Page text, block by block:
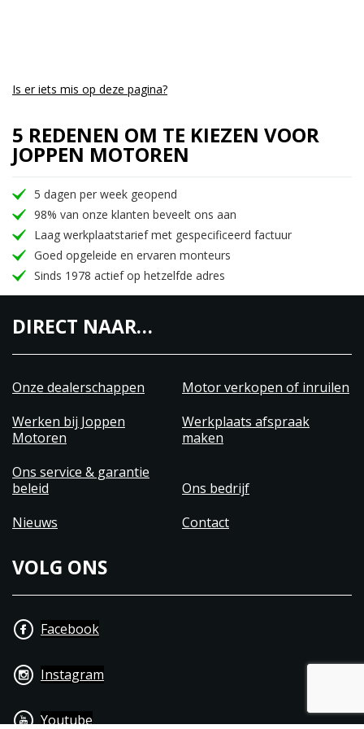
Is er iets mis op deze pagina?
5 REDENEN OM TE KIEZEN VOOR
JOPPEN MOTOREN
5 dagen per week geopend
98% van onze klanten beveelt ons aan
Laag werkplaatstarief met gespecificeerd factuur
Goed opgeleide en ervaren monteurs
Sinds 1978 actief op hetzelfde adres
DIRECT NAAR…
Onze dealerschappen
Motor verkopen of inruilen
Werken bij Joppen
Motoren
Werkplaats afspraak
maken
Ons service & garantie
beleid
Ons bedrijf
Nieuws
Contact
VOLG ONS
Facebook
Instagram
Youtube